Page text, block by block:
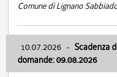
Comune di Lignano
10.07.2026 - Scadenza
domande: 09.08.2026